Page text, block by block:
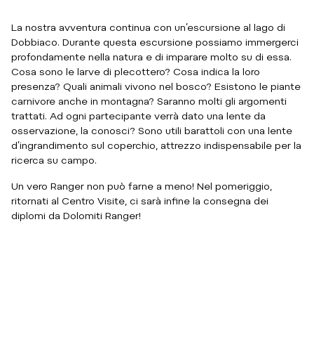
La nostra avventura continua con un’escursione al lago di
Dobbiaco. Durante questa escursione possiamo immergerci
profondamente nella natura e di imparare molto su di essa.
Cosa sono le larve di plecottero? Cosa indica la loro
presenza? Quali animali vivono nel bosco? Esistono le piante
carnivore anche in montagna? Saranno molti gli argomenti
trattati. Ad ogni partecipante verrà dato una lente da
osservazione, la conosci? Sono utili barattoli con una lente
d’ingrandimento sul coperchio, attrezzo indispensabile per la
ricerca su campo.
Un vero Ranger non può farne a meno! Nel pomeriggio,
ritornati al Centro Visite, ci sarà infine la consegna dei
diplomi da Dolomiti Ranger!